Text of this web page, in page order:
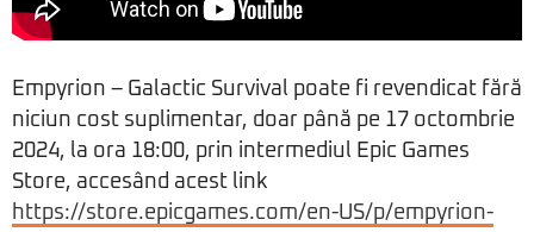
Empyrion – Galactic Survival poate fi revendicat fără
niciun cost suplimentar, doar până pe 17 octombrie
2024, la ora 18:00, prin intermediul Epic Games
Store, accesând acest link
https://store.epicgames.com/en-US/p/empyrion-